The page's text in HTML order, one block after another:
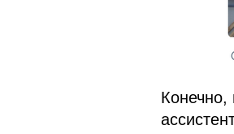
Конечно,